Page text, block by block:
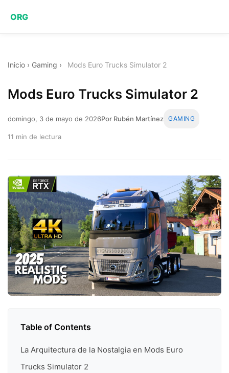
ORG
Inicio › Gaming › Mods Euro Trucks Simulator 2
Mods Euro Trucks Simulator 2
domingo, 3 de mayo de 2026Por Rubén Martínez GAMING
11 min de lectura
Table of Contents
La Arquitectura de la Nostalgia en Mods Euro
Trucks Simulator 2